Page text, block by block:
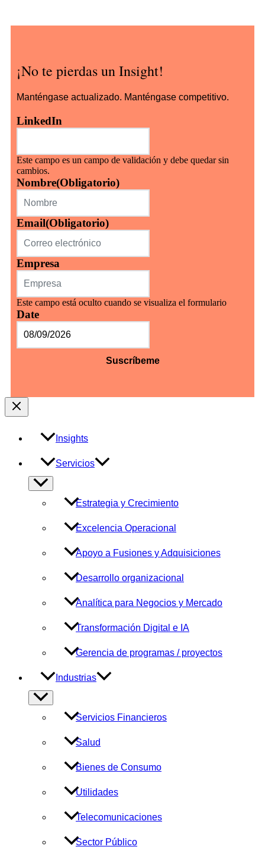
¡No te pierdas un Insight!
Manténgase actualizado. Manténgase competitivo.
LinkedIn
Este campo es un campo de validación y debe quedar sin
cambios.
Nombre(Obligatorio)
Email(Obligatorio)
Empresa
Este campo está oculto cuando se visualiza el formulario
Date
DD
barra
Insights
Servicios
Alternar
menú
Estrategia y Crecimiento
Excelencia Operacional
Apoyo a Fusiones y Adquisiciones
Desarrollo organizacional
Analítica para Negocios y Mercado
Transformación Digital e IA
Gerencia de programas / proyectos
Industrias
Alternar
menú
Servicios Financieros
Salud
Bienes de Consumo
Utilidades
Telecomunicaciones
Sector Público